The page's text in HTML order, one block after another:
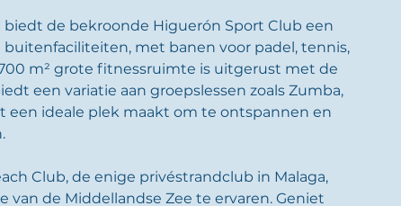
biedt de bekroonde Higuerón Sport Club een
met banen voor padel, tennis,
m² grote fitnessruimte is uitgerust met de
een variatie aan groepslessen zoals Zumba,
een ideale plek maakt om te ontspannen en
Club, de enige privéstrandclub in Malaga,
de Middellandse Zee te ervaren. Geniet